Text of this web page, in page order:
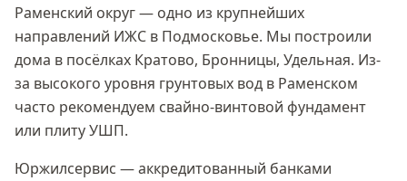
Раменский округ — одно из крупнейших
направлений ИЖС в Подмосковье. Мы построили
дома в посёлках Кратово, Бронницы, Удельная. Из-
за высокого уровня грунтовых вод в Раменском
часто рекомендуем свайно-винтовой фундамент
или плиту УШП.
Юржилсервис — аккредитованный банками